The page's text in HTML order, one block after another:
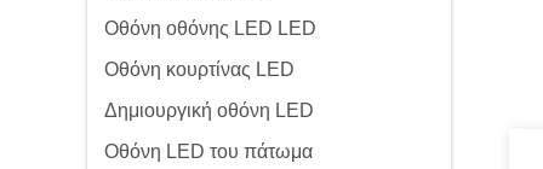
Οθόνη οθόνης LED LED
Οθόνη κουρτίνας LED
Δημιουργική οθόνη LED
Οθόνη LED του πάτωμα